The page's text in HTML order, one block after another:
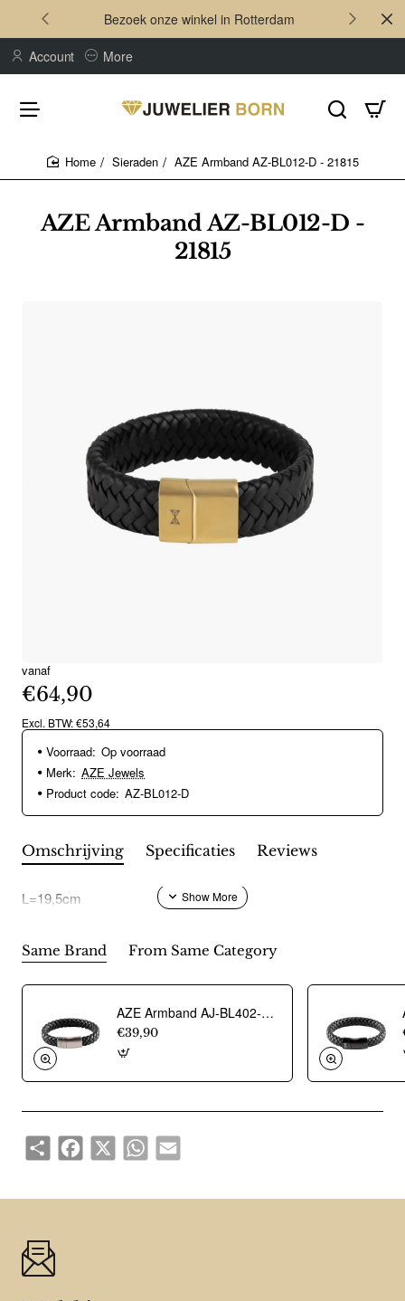
Bezoek onze winkel in Rotterdam
Account More
AZE Armband AZ-BL012-D -
21815
Sieraden AZE Armband AZ-BL012-D - 21815
vanaf
€64,90
Excl. BTW: €53,64
Voorraad: Op voorraad
Merk: AZE Jewels
Product code: AZ-BL012-D
Omschrijving Specificaties Reviews
L=19,5cm
Same Brand From Same Category
AZE Armband AJ-BL402-A-180 - 22023
€39,90
ShareFacebook
X WhatsAppEmail